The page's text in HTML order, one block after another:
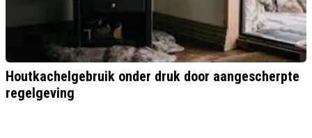
Houtkachelgebruik onder druk door aangescherpte
regelgeving